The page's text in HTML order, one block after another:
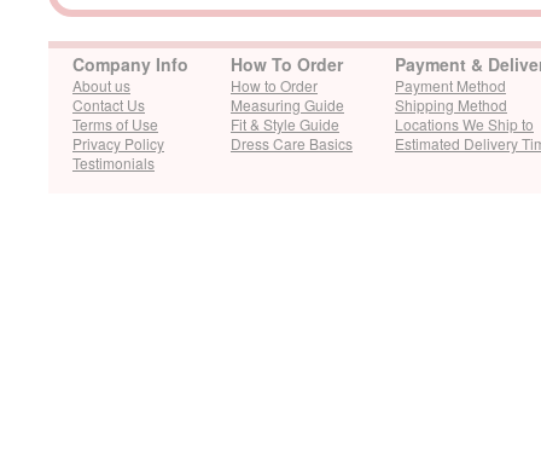
Company Info
About us
Contact Us
Terms of Use
Privacy Policy
Testimonials
How To Order
How to Order
Measuring Guide
Fit & Style Guide
Dress Care Basics
Payment &
Payment Method
Shipping Method
Locations We Ship to
Estimated Delivery